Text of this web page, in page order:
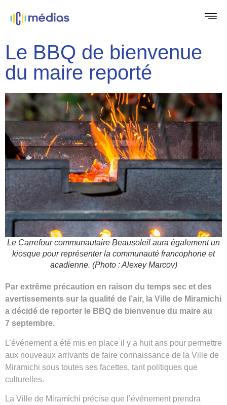
Le BBQ de bienvenue
du maire reporté
Le Carrefour communautaire Beausoleil aura également un
kiosque pour représenter la communauté francophone et
acadienne. (Photo : Alexey Marcov)
Par extrême précaution en raison du temps sec et des
avertissements sur la qualité de l’air, la Ville de Miramichi
a décidé de reporter le BBQ de bienvenue du maire au
7 septembre.
L’événement a été mis en place il y a huit ans pour permettre
aux nouveaux arrivants de faire connaissance de la Ville de
Miramichi sous toutes ses facettes, tant politiques que
culturelles.
La Ville de Miramichi précise que l’événement prendra